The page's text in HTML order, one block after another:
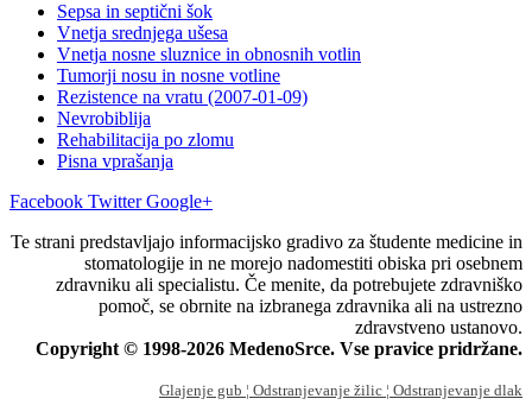
Sepsa in septični šok
Vnetja srednjega ušesa
Vnetja nosne sluznice in obnosnih votlin
Tumorji nosu in nosne votline
Rezistence na vratu (2007-01-09)
Nevrobiblija
Rehabilitacija po zlomu
Pisna vprašanja
Facebook Twitter Google+
Te strani predstavljajo informacijsko gradivo za študente medicine in
stomatologije in ne morejo nadomestiti obiska pri osebnem
zdravniku ali specialistu. Če menite, da potrebujete zdravniško
pomoč, se obrnite na izbranega zdravnika ali na ustrezno
zdravstveno ustanovo.
Copyright © 1998-2026 MedenoSrce. Vse pravice pridržane.
Glajenje gub ¦ Odstranjevanje žilic ¦ Odstranjevanje dlak